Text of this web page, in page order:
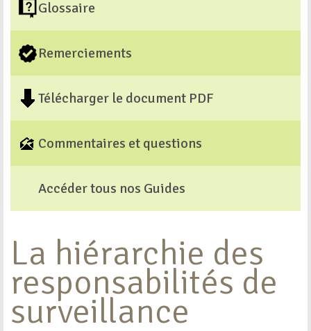
Glossaire
Remerciements
Télécharger le document PDF
Commentaires et questions
Accéder tous nos Guides
La hiérarchie des
responsabilités de
surveillance